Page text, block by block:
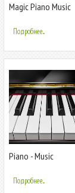
Magic Piano Music
Подробнее...
Piano - Music
Подробнее...